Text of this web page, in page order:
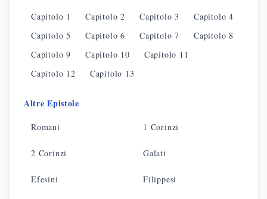
Capitolo 1 Capitolo2 Capitolo3 Capitolo4
Capitolo5 Capitolo6 Capitolo7 Capitolo8
Capitolo9 Capitolo 10 Capitolo 11
Capitolo 12 Capitolo 13
Altre Epistole
Romani 1 Corinzi
2 Corinzi Galati
Efesini Filippesi